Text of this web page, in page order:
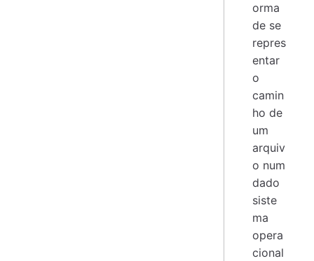
orma
de se
repres
entar
o
camin
ho de
um
arquiv
o num
dado
siste
ma
opera
cional